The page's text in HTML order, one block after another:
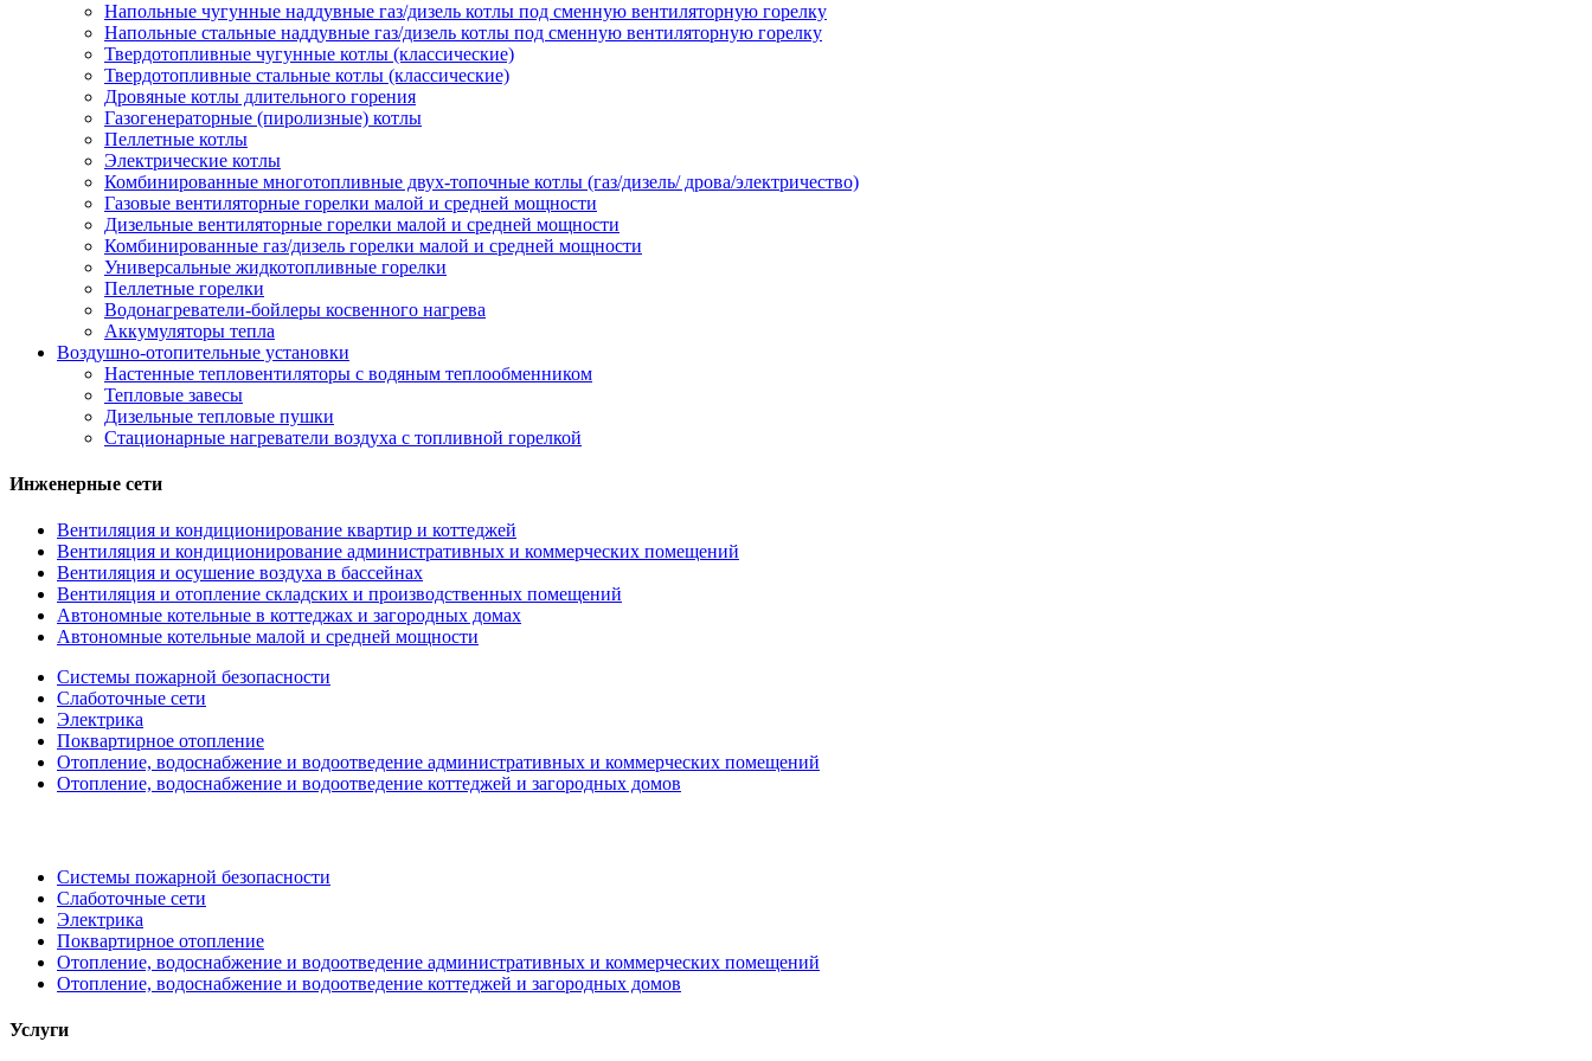
Напольные чугунные наддувные газ/дизель котлы под сменную вентиляторную горелку
Напольные стальные наддувные газ/дизель котлы под сменную вентиляторную горелку
Твердотопливные чугунные котлы (классические)
Твердотопливные стальные котлы (классические)
Дровяные котлы длительного горения
Газогенераторные (пиролизные) котлы
Пеллетные котлы
Электрические котлы
Комбинированные многотопливные двух-топочные котлы (газ/дизель/ дрова/электричество)
Газовые вентиляторные горелки малой и средней мощности
Дизельные вентиляторные горелки малой и средней мощности
Комбинированные газ/дизель горелки малой и средней мощности
Универсальные жидкотопливные горелки
Пеллетные горелки
Водонагреватели-бойлеры косвенного нагрева
Аккумуляторы тепла
Воздушно-отопительные установки
Настенные тепловентиляторы с водяным теплообменником
Тепловые завесы
Дизельные тепловые пушки
Стационарные нагреватели воздуха с топливной горелкой
Инженерные сети
Вентиляция и кондиционирование квартир и коттеджей
Вентиляция и кондиционирование административных и коммерческих помещений
Вентиляция и осушение воздуха в бассейнах
Вентиляция и отопление складских и производственных помещений
Автономные котельные в коттеджах и загородных домах
Автономные котельные малой и средней мощности
Системы пожарной безопасности
Слаботочные сети
Электрика
Поквартирное отопление
Отопление, водоснабжение и водоотведение административных и коммерческих помещений
Отопление, водоснабжение и водоотведение коттеджей и загородных домов
Системы пожарной безопасности
Слаботочные сети
Электрика
Поквартирное отопление
Отопление, водоснабжение и водоотведение административных и коммерческих помещений
Отопление, водоснабжение и водоотведение коттеджей и загородных домов
Услуги